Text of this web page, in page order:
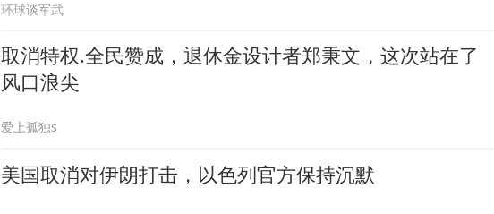
环球谈军武
取消特权.全民赞成，退休金设计者郑秉文，这次站在了
风口浪尖
爱上孤独s
美国取消对伊朗打击，以色列官方保持沉默